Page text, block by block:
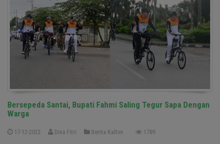
Bersepeda Santai, Bupati Fahmi Saling Tegur Sapa Dengan
Warga
17-12-2022 Dina Fitri Berita Kaltim 1789